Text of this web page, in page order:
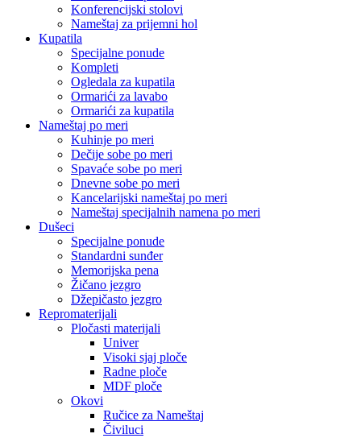
Konferencijski stolovi
Nameštaj za prijemni hol
Kupatila
Specijalne ponude
Kompleti
Ogledala za kupatila
Ormarići za lavabo
Ormarići za kupatila
Nameštaj po meri
Kuhinje po meri
Dečije sobe po meri
Spavaće sobe po meri
Dnevne sobe po meri
Kancelarijski nameštaj po meri
Nameštaj specijalnih namena po meri
Dušeci
Specijalne ponude
Standardni sunđer
Memorijska pena
Žičano jezgro
Džepičasto jezgro
Repromaterijali
Pločasti materijali
Univer
Visoki sjaj ploče
Radne ploče
MDF ploče
Okovi
Ručice za Nameštaj
Čiviluci